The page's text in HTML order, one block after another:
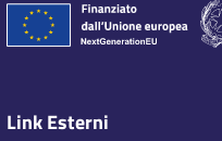
Link Esterni